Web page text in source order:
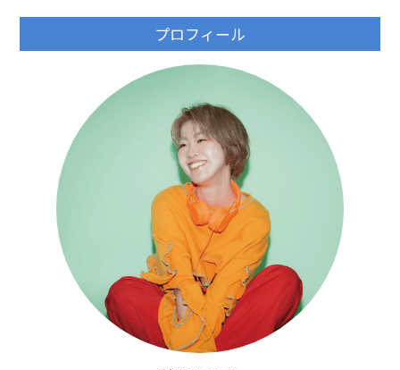
プロフィール